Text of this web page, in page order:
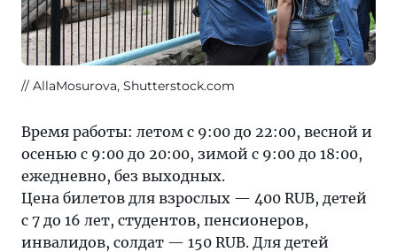
AllaMosurova, Shutterstock.com
Время работы: летом с 9:00 до 22:00, весной и
осенью с 9:00 до 20:00, зимой с 9:00 до 18:00,
ежедневно, без выходных.
Цена билетов для взрослых — 400 RUB, детей
с 7 до 16 лет, студентов, пенсионеров,
инвалидов, солдат — 150 RUB. Для детей